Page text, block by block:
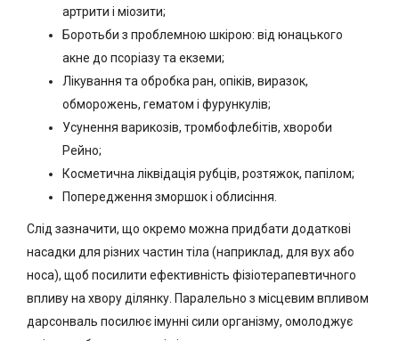
артрити і міозити;
Боротьби з проблемною шкірою: від юнацького
акне до псоріазу та екземи;
Лікування та обробка ран, опіків, виразок,
обморожень, гематом і фурункулів;
Усунення варикозів, тромбофлебітів, хвороби
Рейно;
Косметична ліквідація рубців, розтяжок, папілом;
Попередження зморшок і облисіння.
Слід зазначити, що окремо можна придбати додаткові
насадки для різних частин тіла (наприклад, для вух або
носа), щоб посилити ефективність фізіотерапевтичного
впливу на хвору ділянку. Паралельно з місцевим впливом
дарсонваль посилює імунні сили організму, омолоджує